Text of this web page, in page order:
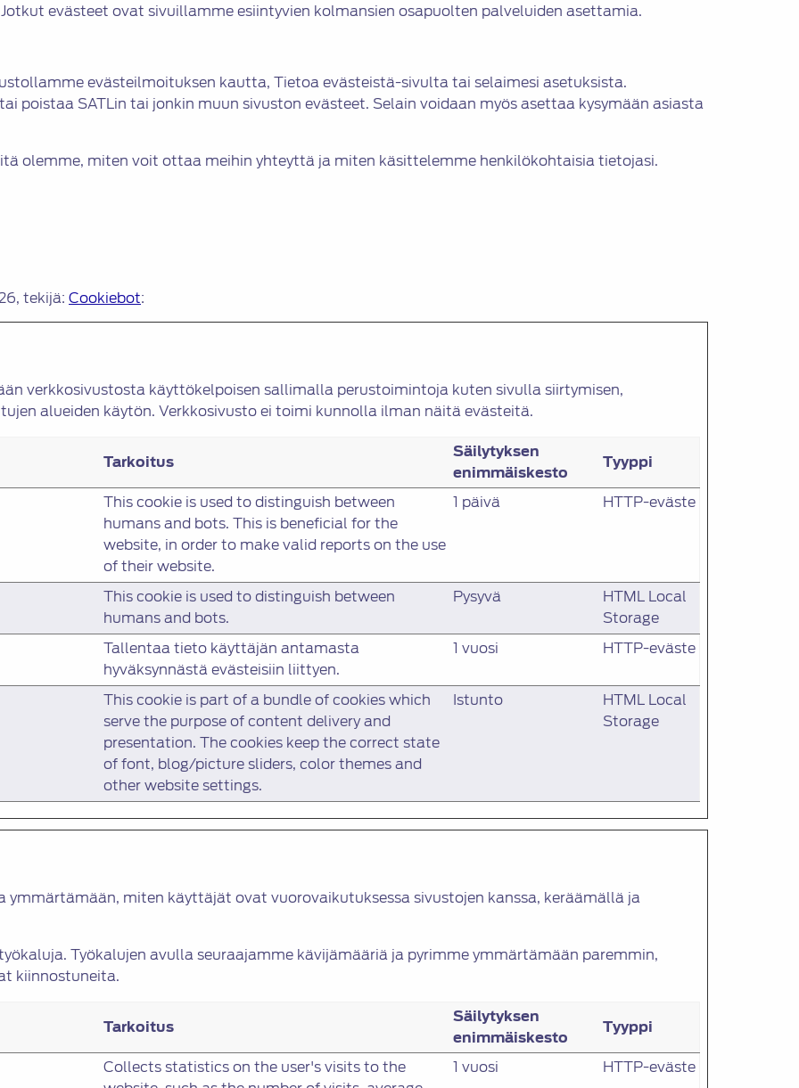
evästeet ovat sivuillamme esiintyvien kolmansien osapuolten palveluiden asettamia.
evästeilmoituksen kautta, Tietoa evästeistä-sivulta tai selaimesi asetuksista.
poistaa SATLin tai jonkin muun sivuston evästeet. Selain voidaan myös asettaa kysymään asiasta
olemme, miten voit ottaa meihin yhteyttä ja miten käsittelemme henkilökohtaisia tietojasi.
tekijä: Cookiebot:
verkkosivustosta käyttökelpoisen sallimalla perustoimintoja kuten sivulla siirtymisen,
alueiden käytön. Verkkosivusto ei toimi kunnolla ilman näitä evästeitä.
Tarkoitus
Säilytyksen
enimmäiskesto
Tyyppi
This cookie is used to distinguish between
humans and bots. This is beneficial for the
website, in order to make valid reports on the use
of their website.
1 päivä HTTP-eväste
This cookie is used to distinguish between
humans and bots.
Pysyvä
HTML Local
Storage
Tallentaa tieto käyttäjän antamasta
hyväksynnästä evästeisiin liittyen.
1 vuosi HTTP-eväste
This cookie is part of a bundle of cookies which
serve the purpose of content delivery and
presentation. The cookies keep the correct state
of font, blog/picture sliders, color themes and
other website settings.
Istunto
HTML Local
Storage
miten käyttäjät ovat vuorovaikutuksessa sivustojen kanssa, keräämällä ja
Työkalujen avulla seuraajamme kävijämääriä ja pyrimme ymmärtämään paremmin,
kiinnostuneita.
Tarkoitus
Säilytyksen
enimmäiskesto
Tyyppi
Collects statistics on the user's visits to the
1 vuosi HTTP-eväste